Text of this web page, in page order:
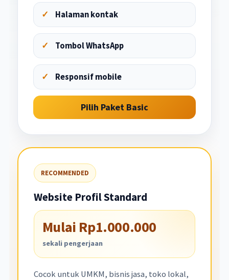
Halaman kontak
Tombol WhatsApp
Responsif mobile
Pilih Paket Basic
RECOMMENDED
Website Profil Standard
Mulai Rp1.000.000
sekali pengerjaan
Cocok untuk UMKM, bisnis jasa, toko lokal,